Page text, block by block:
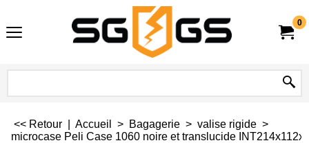
0
<< Retour Accueil > Bagagerie > valise rigide >
microcase Peli Case 1060 noire et translucide